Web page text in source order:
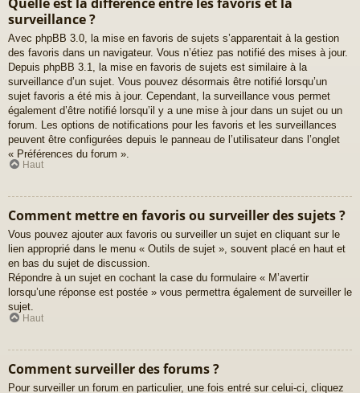
surveillance ?
Avec phpBB 3.0, la mise en favoris de sujets s’apparentait à la gestion
des favoris dans un navigateur. Vous n’étiez pas notifié des mises à jour.
Depuis phpBB 3.1, la mise en favoris de sujets est similaire à la
surveillance d’un sujet. Vous pouvez désormais être notifié lorsqu’un
sujet favoris a été mis à jour. Cependant, la surveillance vous permet
également d’être notifié lorsqu’il y a une mise à jour dans un sujet ou un
forum. Les options de notifications pour les favoris et les surveillances
peuvent être configurées depuis le panneau de l’utilisateur dans l’onglet
« Préférences du forum ».
Haut
Comment mettre en favoris ou surveiller des sujets ?
Vous pouvez ajouter aux favoris ou surveiller un sujet en cliquant sur le
lien approprié dans le menu « Outils de sujet », souvent placé en haut et
en bas du sujet de discussion.
Répondre à un sujet en cochant la case du formulaire « M’avertir
lorsqu’une réponse est postée » vous permettra également de surveiller le
sujet.
Haut
Comment surveiller des forums ?
Pour surveiller un forum en particulier, une fois entré sur celui-ci, cliquez